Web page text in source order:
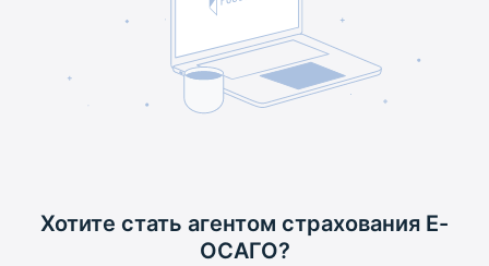
Хотите стать агентом страхования Е-
ОСАГО?